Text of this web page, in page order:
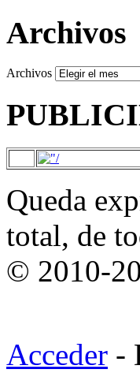
Archivos
Archivos
Queda
total, de
© 2010-
Acceder -